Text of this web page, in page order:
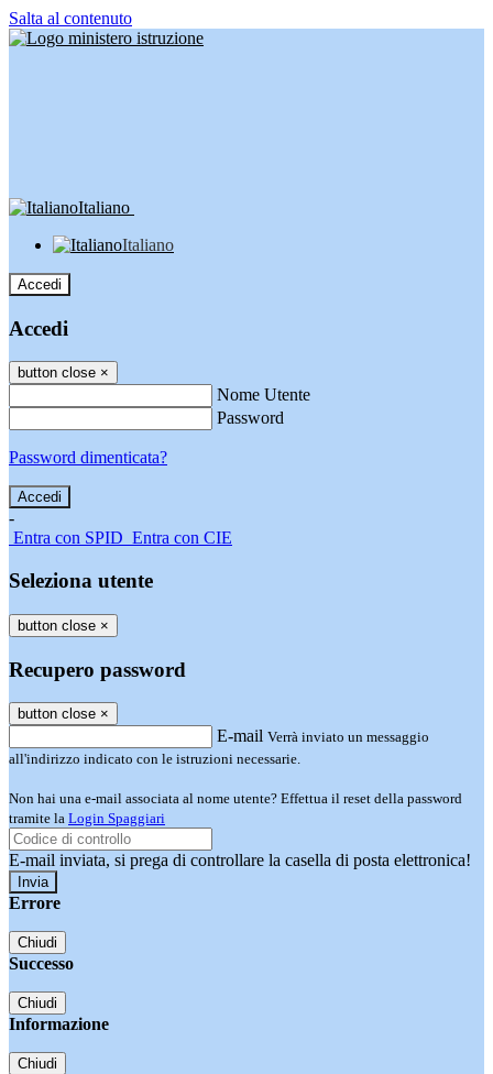
Salta al contenuto
Italiano
Italiano
Accedi
Accedi
button close ×
Nome Utente
Password
Password dimenticata?
-
Entra con SPID Entra con CIE
Seleziona utente
button close ×
Recupero password
button close ×
E-mail Verrà inviato un messaggio
all'indirizzo indicato con le istruzioni necessarie.
Non hai una e-mail associata al nome utente? Effettua il reset della password
tramite la Login Spaggiari
E-mail inviata, si prega di controllare la casella di posta elettronica!
Errore
Chiudi
Successo
Chiudi
Informazione
Chiudi